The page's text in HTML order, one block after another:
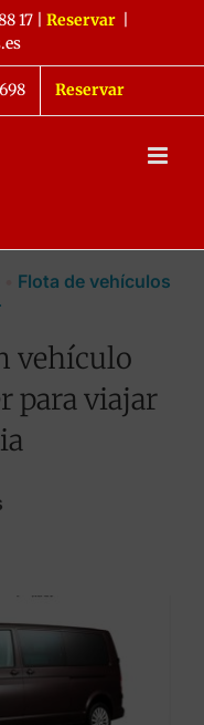
17| Reservar
Reservar
• Flota de vehículos
vehículo
para viajar